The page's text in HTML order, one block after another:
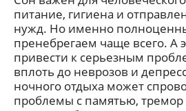
питание, гигиена и
нужд. Но именно
пренебрегаем чаще всего. А
привести к серьезным
вплоть до неврозов и
ночного отдыха может
проблемы с памятью, тремор